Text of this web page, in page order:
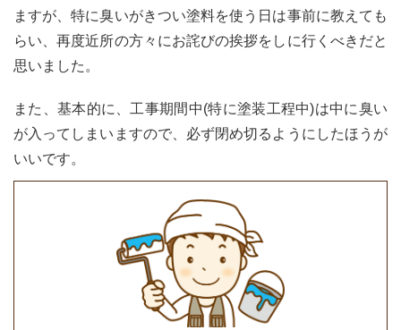
ますが、特に臭いがきつい塗料を使う日は事前に教えても
らい、再度近所の方々にお詫びの挨拶をしに行くべきだと
思いました。
また、基本的に、工事期間中(特に塗装工程中)は中に臭い
が入ってしまいますので、必ず閉め切るようにしたほうが
いいです。